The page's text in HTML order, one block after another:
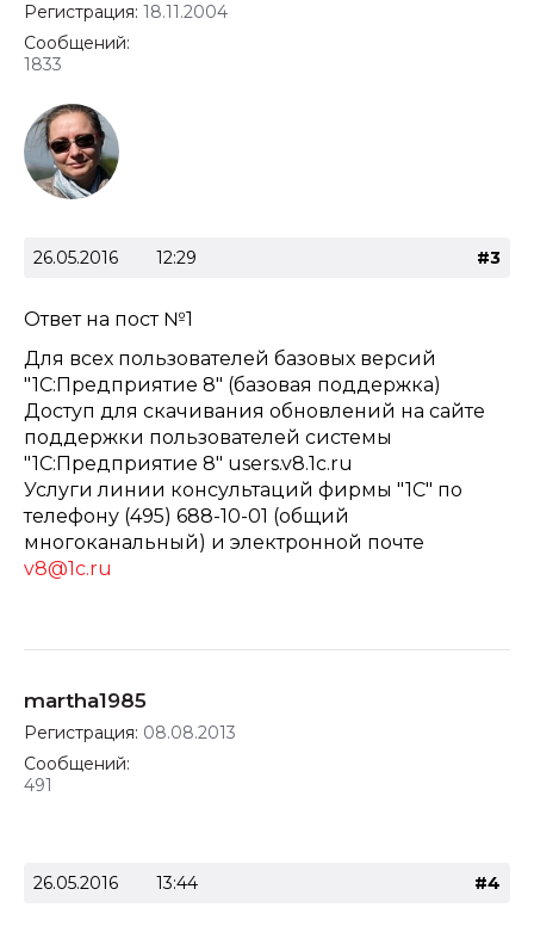
Регистрация: 18.11.2004
Сообщений:
1833
26.05.2016 12:29 #3
Ответ на пост №1
Для всех пользователей базовых версий
"1С:Предприятие 8" (базовая поддержка)
Доступ для скачивания обновлений на сайте
поддержки пользователей системы
"1С:Предприятие 8" users.v8.1c.ru
Услуги линии консультаций фирмы "1C" по
телефону (495) 688-10-01 (общий
многоканальный) и электронной почте
v8@1c.ru
martha1985
Регистрация: 08.08.2013
Сообщений:
491
26.05.2016 13:44 #4